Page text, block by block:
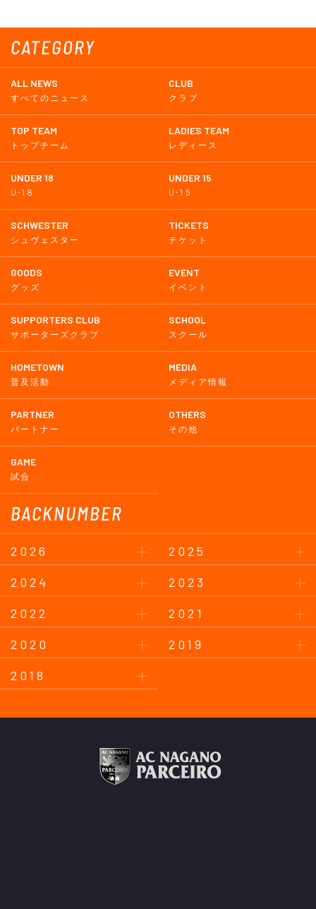
CATEGORY
ALL NEWS
すべてのニュース
CLUB
クラブ
TOP TEAM
トップチーム
LADIES TEAM
レディース
UNDER 18
U-18
UNDER 15
U-15
SCHWESTER
シュヴェスター
TICKETS
チケット
GOODS
グッズ
EVENT
イベント
SUPPORTERS CLUB
サポーターズクラブ
SCHOOL
スクール
HOMETOWN
普及活動
MEDIA
メディア情報
PARTNER
パートナー
OTHERS
その他
GAME
試合
BACKNUMBER
2026
2025
2024
2023
2022
2021
2020
2019
2018